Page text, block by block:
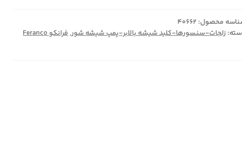
محصول: 40662
زلجات-سنسورها-کلید شیشه بالابر-پمپ شیشه شور,فرانکو Feranco